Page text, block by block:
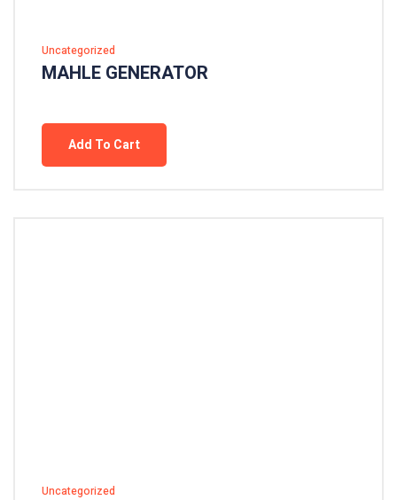
Uncategorized
MAHLE GENERATOR
Add To Cart
Uncategorized